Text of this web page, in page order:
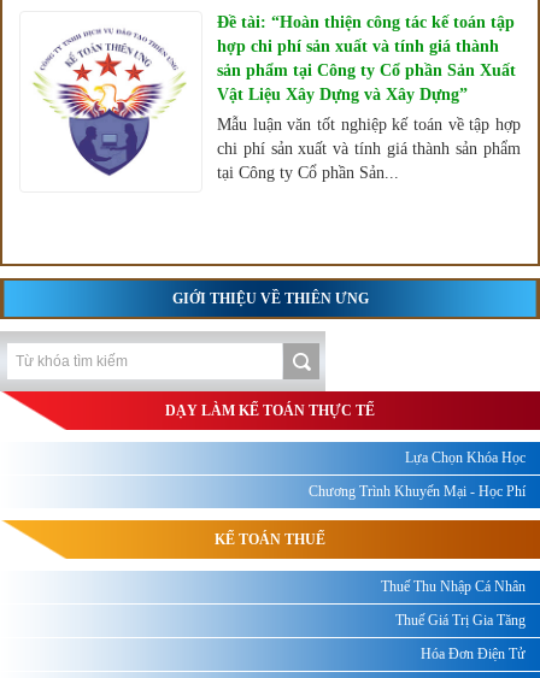
Đề tài: “Hoàn thiện công tác kế toán tập
hợp chi phí sản xuất và tính giá thành
sản phẩm tại Công ty Cổ phần Sản Xuất
Vật Liệu Xây Dựng và Xây Dựng”
Mẫu luận văn tốt nghiệp kế toán về tập hợp
chi phí sản xuất và tính giá thành sản phẩm
tại Công ty Cổ phần Sản...
GIỚI THIỆU VỀ THIÊN ƯNG
DẠY LÀM KẾ TOÁN THỰC TẾ
Lựa Chọn Khóa Học
Chương Trình Khuyến Mại - Học Phí
KẾ TOÁN THUẾ
Thuế Thu Nhập Cá Nhân
Thuế Giá Trị Gia Tăng
Hóa Đơn Điện Tử